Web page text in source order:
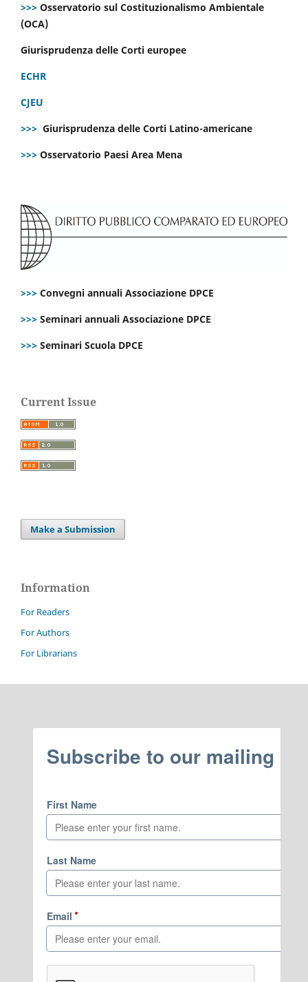
>>> Osservatorio sul Costituzionalismo Ambientale
(OCA)
Giurisprudenza delle Corti europee
ECHR
CJEU
>>> Giurisprudenza delle Corti Latino-americane
>>> Osservatorio Paesi Area Mena
>>> Convegni annuali Associazione DPCE
>>> Seminari annuali Associazione DPCE
>>> Seminari Scuola DPCE
Current Issue
Make a Submission
Information
For Readers
For Authors
For Librarians